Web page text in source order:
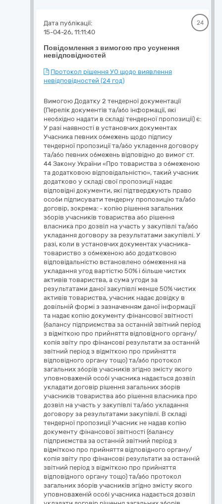
Повідомлення з вимогою про усунення
невідповідностей
Дата публікації:
15-04-26, 11:11:40
24
Протокол рішення УО щодо виявлення
невідповідностей (24 год)
Вимогою Додатку 2 тендерної документації
(Перелік документів та/або інформації, які
необхідно надати в складі тендерної пропозиції) є:
У разі наявності в установчих документах
Учасника певних обмежень щодо підпису
тендерної пропозиції та/або укладення договору
та/або певних обмежень відповідно до вимог ст.
44 Закону України «Про товариства з обмеженою
та додатковою відповідальністю», такий учасник
додатково у складі свої пропозиції надає
відповідні документи, які підтверджують право
особи підписувати тендерну пропозицію та/або
договір, зокрема: - копію рішення загальних
зборів учасників товариства або рішення
власника про дозвіл на участь у закупівлі та/або
укладання договору за результатами закупівлі. У
разі, коли в установчих документах учасника-
товариство з обмеженою або додатковою
відповідальністю встановлено обмеження на
укладання угод вартістю 50% і більше чистих
активів товариства, а сума угоди за
результатами даної закупівлі менше 50% чистих
активів товариства, учасник надає довідку в
довільній формі з зазначенням даної інформації
та надає копію документу фінансової звітності
(балансу підприємства за останній звітний період
з відміткою про прийняття відповідного органу/
копія звіту про фінансові результати за останній
звітний період з відміткою про прийняття
відповідного органу тощо) та/або протокол
загальних зборів учасників згідно змісту якого
уповноваженій особі учасника надається дозвіл
укладати договір рішення загальних зборів
учасників товариства або рішення власника про
дозвіл на участь у закупівлі та/або укладання
договору за результатами закупівлі. В складі
тендерної пропозиції Учасник не надав копію
документу фінансової звітності (балансу
підприємства за останній звітний період з
відміткою про прийняття відповідного органу/
копія звіту про фінансові результати за останній
звітний період з відміткою про прийняття
відповідного органу тощо) та/або протокол
загальних зборів учасників згідно змісту якого
уповноваженій особі учасника надається дозвіл